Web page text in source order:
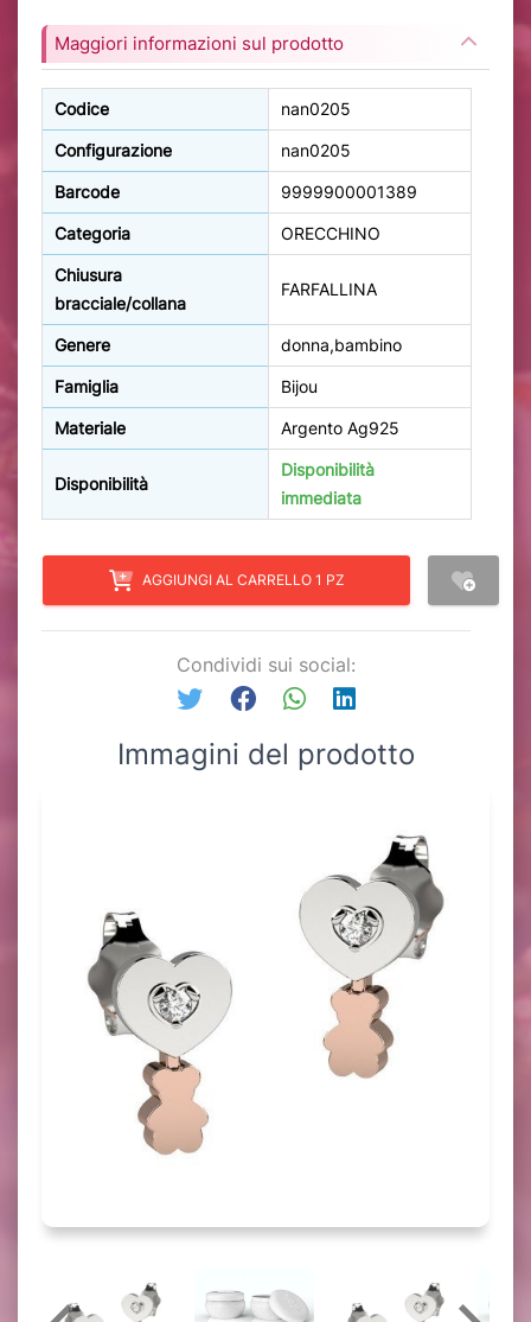
Maggiori informazioni sul prodotto
Codice nan0205
Configurazione nan0205
Barcode 9999900001389
Categoria ORECCHINO
Chiusura
bracciale/collana
FARFALLINA
Genere donna,bambino
Famiglia Bijou
Materiale Argento Ag925
Disponibilità
Disponibilità
immediata
AGGIUNGI AL CARRELLO 1 PZ
Condividi sui social:
Immagini del prodotto